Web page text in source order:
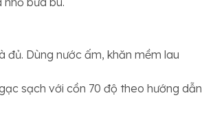
Dùng nước ấm, khăn mềm lau
sạch với cồn 70 độ theo hướng dẫn